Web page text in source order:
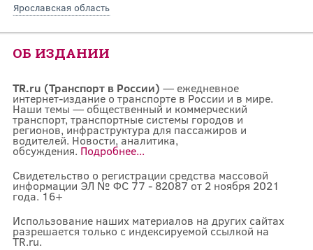
Ярославская область
ОБ ИЗДАНИИ
TR.ru (Транспорт в России) — ежедневное
интернет-издание о транспорте в России и в мире.
Наши темы — общественный и коммерческий
транспорт, транспортные системы городов и
регионов, инфраструктура для пассажиров и
водителей. Новости, аналитика,
обсуждения. Подробнее...
Свидетельство о регистрации средства массовой
информации ЭЛ № ФС 77 - 82087 от 2 ноября 2021
года. 16+
Использование наших материалов на других сайтах
разрешается только с индексируемой ссылкой на
TR.ru.